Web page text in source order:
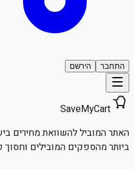
התחבר הירשם
SaveMyCart
האתר המוביל להשוואת מחירים
ביותר מהספקים המובילים וחסוך